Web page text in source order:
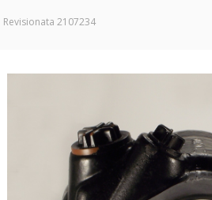
Walter
Revisionata 2107234